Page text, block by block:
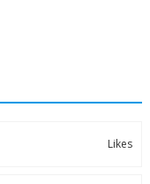
Likes